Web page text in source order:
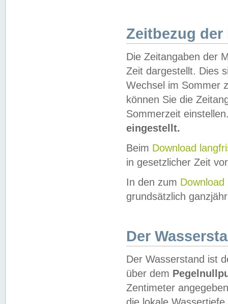
Zeitbezug der
Die Zeitangaben der
Zeit dargestellt. Dies
Wechsel im Sommer
können Sie die
Sommerzeit
eingestellt.
Beim Download
in gesetzlicher Zeit
In den zum Download
grundsätzlich
Der
Der Wasserstand ist
über dem
Zentimeter